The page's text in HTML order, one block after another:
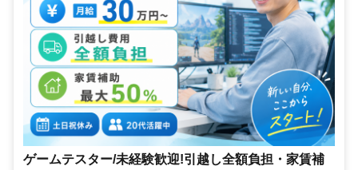
ゲームテスター/未経験歓迎!引越し全額負担・家賃補